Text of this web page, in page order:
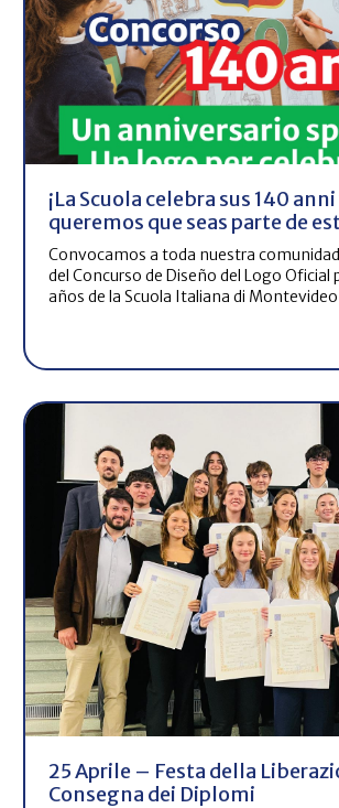
¡La Scuola celebra sus 140 anni
queremos que seas parte de
Convocamos a toda nuestra
del Concurso de Diseño del Logo Oficial
años de la Scuola Italiana di
25 Aprile – Festa della
Consegna dei Diplomi